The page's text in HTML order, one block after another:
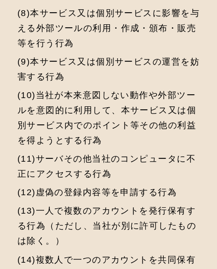
(8)本サービス⼜は個別サービスに影響を与
える外部ツールの利⽤・作成・頒布・販売
等を⾏う⾏為
(9)本サービス⼜は個別サービスの運営を妨
害する⾏為
(10)当社が本来意図しない動作や外部ツー
ルを意図的に利⽤して、本サービス⼜は個
別サービス内でのポイント等その他の利益
を得ようとする⾏為
(11)サーバその他当社のコンピュータに不
正にアクセスする⾏為
(12)虚偽の登録内容等を申請する⾏為
(13)⼀⼈で複数のアカウントを発⾏保有す
る⾏為（ただし、当社が別に許可したもの
は除く。）
(14)複数⼈で⼀つのアカウントを共同保有